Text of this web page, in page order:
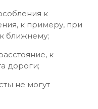
к
к примеру, при
ближнему;
к
дороги;
не могут